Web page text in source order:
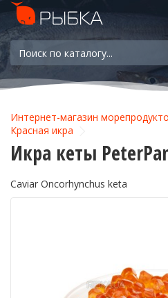
Интернет-магазин
Красная икра
Икра кеты
Caviar Oncorhynchus keta